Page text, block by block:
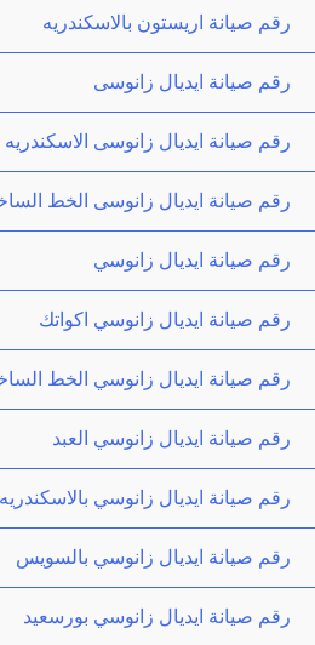
رقم صيانة اريستون بالاسكندريه
رقم صيانة ايديال زانوسى
رقم صيانة ايديال زانوسى الاسكندريه
رقم صيانة ايديال زانوسى الخط
رقم صيانة ايديال زانوسي
رقم صيانة ايديال زانوسي اكواتك
رقم صيانة ايديال زانوسي الخط
رقم صيانة ايديال زانوسي العبد
رقم صيانة ايديال زانوسي بالاسكندريه
رقم صيانة ايديال زانوسي بالسويس
رقم صيانة ايديال زانوسي بورسعيد